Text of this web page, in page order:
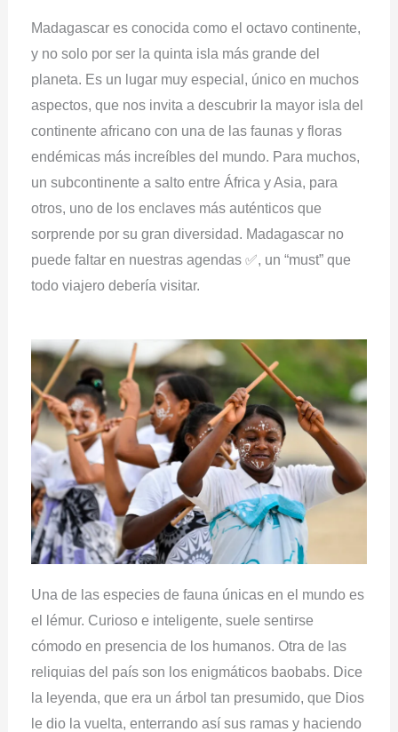
Madagascar es conocida como el octavo continente,
y no solo por ser la quinta isla más grande del
planeta. Es un lugar muy especial, único en muchos
aspectos, que nos invita a descubrir la mayor isla del
continente africano con una de las faunas y floras
endémicas más increíbles del mundo. Para muchos,
un subcontinente a salto entre África y Asia, para
otros, uno de los enclaves más auténticos que
sorprende por su gran diversidad. Madagascar no
puede faltar en nuestras agendas ✅, un “must” que
todo viajero debería visitar.
Una de las especies de fauna únicas en el mundo es
el lémur. Curioso e inteligente, suele sentirse
cómodo en presencia de los humanos. Otra de las
reliquias del país son los enigmáticos baobabs. Dice
la leyenda, que era un árbol tan presumido, que Dios
le dio la vuelta, enterrando así sus ramas y haciendo